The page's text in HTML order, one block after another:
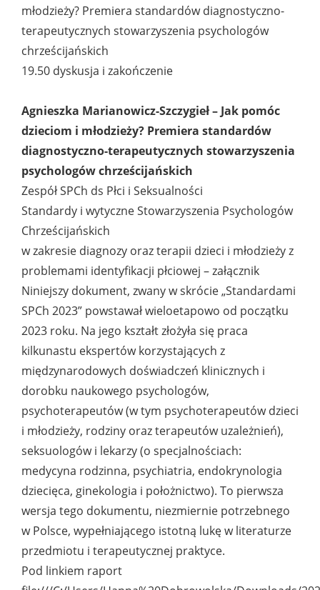
młodzieży? Premiera standardów diagnostyczno-
terapeutycznych stowarzyszenia psychologów
chrześcijańskich
19.50 dyskusja i zakończenie
Agnieszka Marianowicz-Szczygieł – Jak pomóc
dzieciom i młodzieży? Premiera standardów
diagnostyczno-terapeutycznych stowarzyszenia
psychologów chrześcijańskich
Zespół SPCh ds Płci i Seksualności
Standardy i wytyczne Stowarzyszenia Psychologów
Chrześcijańskich
w zakresie diagnozy oraz terapii dzieci i młodzieży z
problemami identyfikacji płciowej – załącznik
Niniejszy dokument, zwany w skrócie „Standardami
SPCh 2023” powstawał wieloetapowo od początku
2023 roku. Na jego kształt złożyła się praca
kilkunastu ekspertów korzystających z
międzynarodowych doświadczeń klinicznych i
dorobku naukowego psychologów,
psychoterapeutów (w tym psychoterapeutów dzieci
i młodzieży, rodziny oraz terapeutów uzależnień),
seksuologów i lekarzy (o specjalnościach:
medycyna rodzinna, psychiatria, endokrynologia
dziecięca, ginekologia i położnictwo). To pierwsza
wersja tego dokumentu, niezmiernie potrzebnego
w Polsce, wypełniającego istotną lukę w literaturze
przedmiotu i terapeutycznej praktyce.
Pod linkiem raport